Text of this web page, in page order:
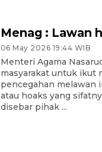
Menag : Lawan
06 May 2026 19:44 WIB
Menteri Agama
masyarakat untuk ikut
pencegahan melawan
atau hoaks yang
disebar pihak ...